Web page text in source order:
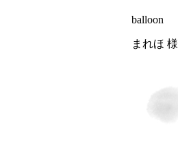
balloon
まれほ 様